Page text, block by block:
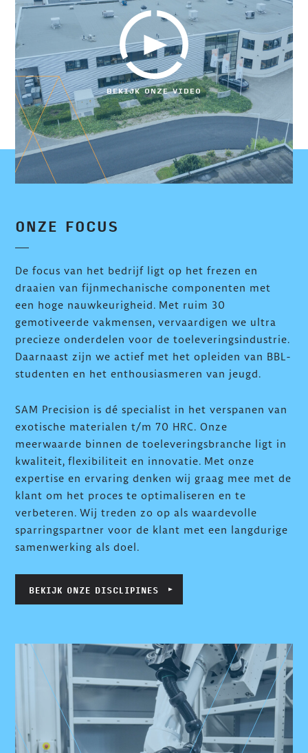
BEKIJK ONZE VIDEO
ONZE FOCUS
De focus van het bedrijf ligt op het frezen en
draaien van fijnmechanische componenten met
een hoge nauwkeurigheid. Met ruim 30
gemotiveerde vakmensen, vervaardigen we ultra
precieze onderdelen voor de toeleveringsindustrie.
Daarnaast zijn we actief met het opleiden van BBL-
studenten en het enthousiasmeren van jeugd.
SAM Precision is dé specialist in het verspanen van
exotische materialen t/m 70 HRC. Onze
meerwaarde binnen de toeleveringsbranche ligt in
kwaliteit, flexibiliteit en innovatie. Met onze
expertise en ervaring denken wij graag mee met de
klant om het proces te optimaliseren en te
verbeteren. Wij treden zo op als waardevolle
sparringspartner voor de klant met een langdurige
samenwerking als doel.
BEKIJK ONZE DISCLIPINES